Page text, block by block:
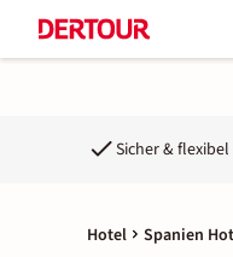
Sicher & flexibel
Hotel Spanien